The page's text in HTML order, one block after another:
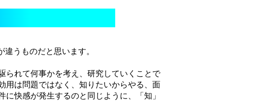
うものだと思います。
れて何事かを考え、研究していくことで
用は問題ではなく、知りたいからやる、面
快感が発生するのと同じように、「知」